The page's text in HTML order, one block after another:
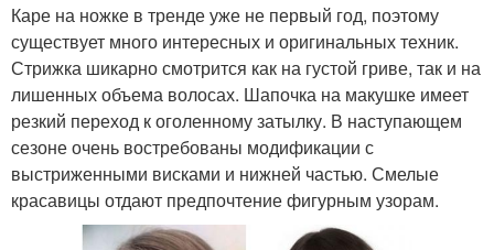
Каре на ножке в тренде уже не первый год, поэтому
существует много интересных и оригинальных техник.
Стрижка шикарно смотрится как на густой гриве, так и на
лишенных объема волосах. Шапочка на макушке имеет
резкий переход к оголенному затылку. В наступающем
сезоне очень востребованы модификации с
выстриженными висками и нижней частью. Смелые
красавицы отдают предпочтение фигурным узорам.